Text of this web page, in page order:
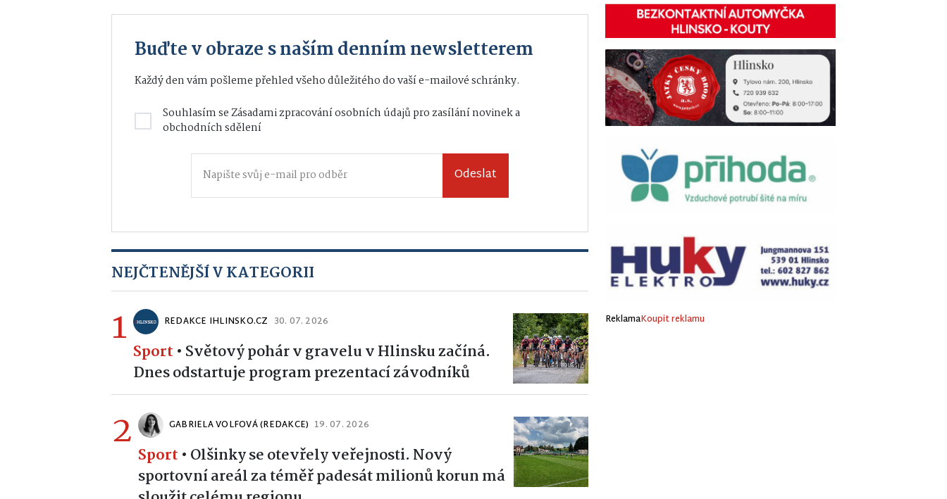
Buďte v obraze s naším denním newsletterem
Každý den vám pošleme přehled všeho důležitého do vaší e-mailové schránky.
Souhlasím seZásadami zpracování osobních údajůpro zasílání novinek a
obchodních sdělení
Odeslat
NEJČTENĚJŠÍ V KATEGORII
1 REDAKCE IHLINSKO.CZ 30. 07. 2026
Sport • Světový pohár v gravelu v Hlinsku začíná.
Dnes odstartuje program prezentací závodníků
2 GABRIELA VOLFOVÁ (REDAKCE) 19. 07. 2026
Sport • Olšinky se otevřely veřejnosti. Nový
sportovní areál za téměř padesát milionů korun má
ReklamaKoupit reklamu